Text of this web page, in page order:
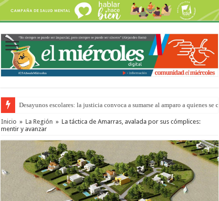
Desayunos escolares: la justicia convoca a sumarse al amparo a quienes se
Inicio » La Región » La táctica de Amarras, avalada por sus cómplices:
mentir y avanzar